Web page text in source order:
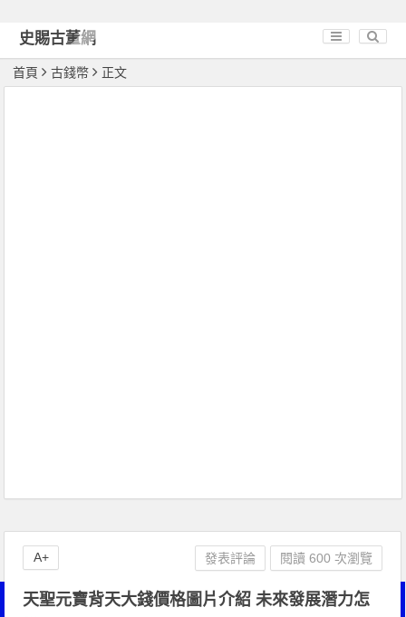
史賜古董網
首頁 古錢幣 正文
天聖元寶背天大錢價格圖片介紹 未來發展潛力怎
發表評論 閱讀 600 次瀏覽
A+